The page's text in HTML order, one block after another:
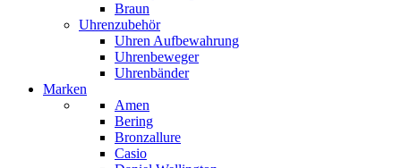
Braun
Uhrenzubehör
Uhren Aufbewahrung
Uhrenbeweger
Uhrenbänder
Marken
Amen
Bering
Bronzallure
Casio